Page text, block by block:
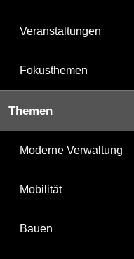
Veranstaltungen
Fokusthemen
Themen
Moderne Verwaltung
Mobilität
Bauen